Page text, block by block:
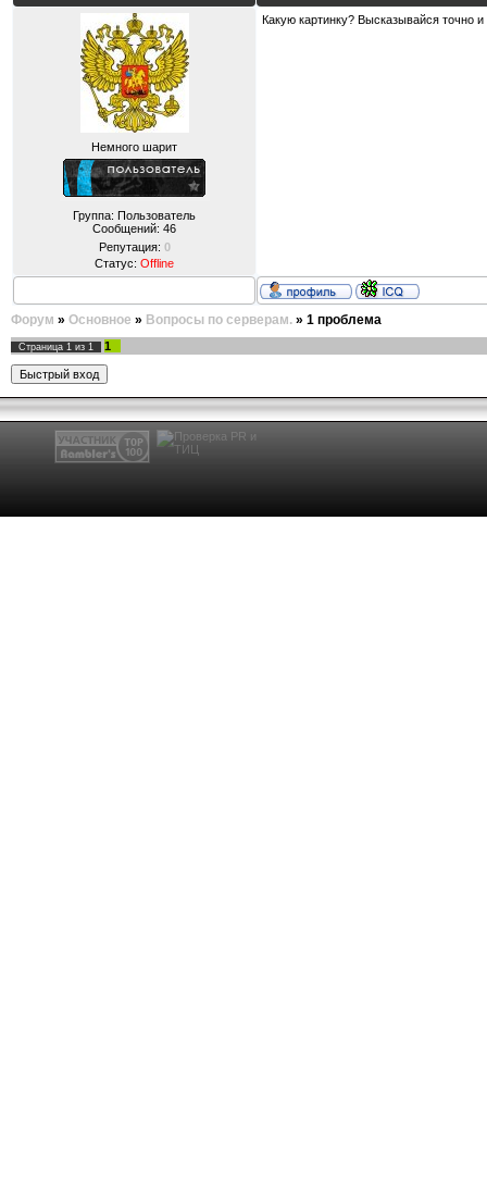
Немного шарит
Группа: Пользователь
Сообщений: 46
Репутация: 0
Статус: Offline
Какую картинку? Высказывайся точно
Форум » Основное » Вопросы по серверам. » 1 проблема
Страница 1 из 1 1